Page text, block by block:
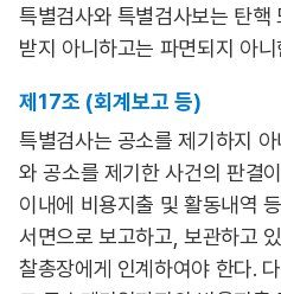
특별검사와 특별검사보는 탄핵
받지 아니하고는 파면되지 아니
제17조 (회계보고 등)
특별검사는 공소를 제기하지
와 공소를 제기한 사건의 판결
이내에 비용지출 및 활동내역
서면으로 보고하고, 보관하고
찰총장에게 인계하여야 한다.